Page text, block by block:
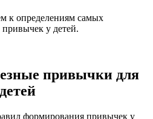
к определениям самых
у детей.
привычки для
детей
формирования привычек у